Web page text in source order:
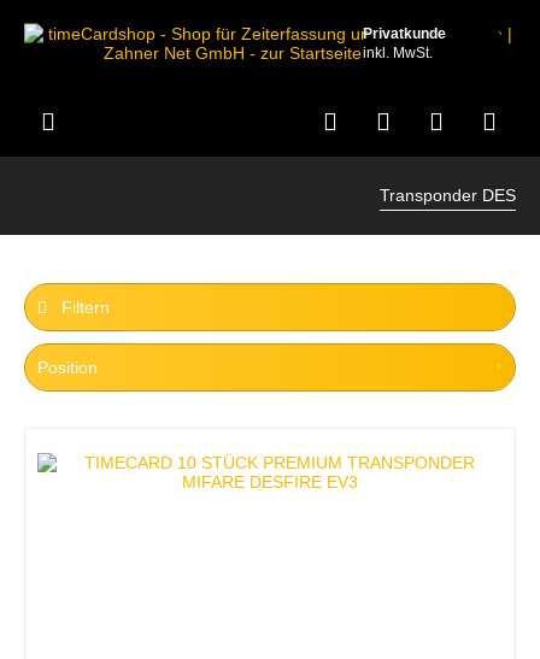
Privatkunde
inkl. MwSt.
Transponder DES
Filtern